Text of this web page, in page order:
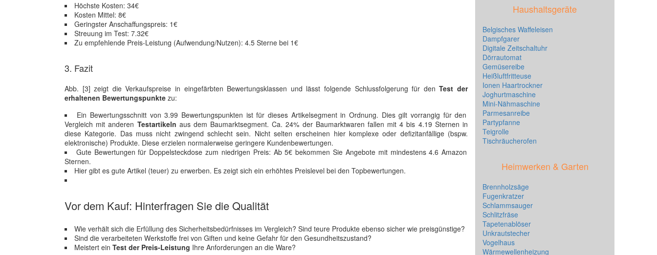
Höchste Kosten: 34€
Kosten Mittel: 8€
Geringster Anschaffungspreis: 1€
Streuung im Test: 7.32€
Zu empfehlende Preis-Leistung (Aufwendung/Nutzen): 4.5 Sterne bei 1€
3. Fazit
Abb. [3] zeigt die Verkaufspreise in eingefärbten Bewertungsklassen und lässt folgende Schlussfolgerung für denTest der
erhaltenen Bewertungspunkte zu:
Ein Bewertungsschnitt von 3.99 Bewertungspunkten ist für dieses Artikelsegment in Ordnung. Dies gilt vorrangig für den
Vergleich mit anderen Testartikeln aus dem Baumarktsegment. Ca. 24% der Baumarktwaren fallen mit 4 bis 4.19 Sternen in
diese Kategorie. Das muss nicht zwingend schlecht sein. Nicht selten erscheinen hier komplexe oder defizitanfällige (bspw.
elektronische) Produkte. Diese erzielen normalerweise geringere Kundenbewertungen.
Gute Bewertungen für Doppelsteckdose zum niedrigen Preis: Ab 5€ bekommen Sie Angebote mit mindestens 4.6 Amazon
Sternen.
Hier gibt es gute Artikel (teuer) zu erwerben. Es zeigt sich ein erhöhtes Preislevel bei den Topbewertungen.
Vor dem Kauf: Hinterfragen Sie die Qualität
Wie verhält sich die Erfüllung des Sicherheitsbedürfnisses im Vergleich? Sind teure Produkte ebenso sicher wie preisgünstige?
Sind die verarbeiteten Werkstoffe frei von Giften und keine Gefahr für den Gesundheitszustand?
Meistert ein Test der Preis-Leistung Ihre Anforderungen an die Ware?
Haushaltsgeräte
Belgisches Waffeleisen
Dampfgarer
Digitale Zeitschaltuhr
Dörrautomat
Gemüsereibe
Heißluftfritteuse
Ionen Haartrockner
Joghurtmaschine
Mini-Nähmaschine
Parmesanreibe
Partypfanne
Teigrolle
Tischräucherofen
Heimwerken & Garten
Brennholzsäge
Fugenkratzer
Schlammsauger
Schlitzfräse
Tapetenablöser
Unkrautstecher
Vogelhaus
Wärmewellenheizung